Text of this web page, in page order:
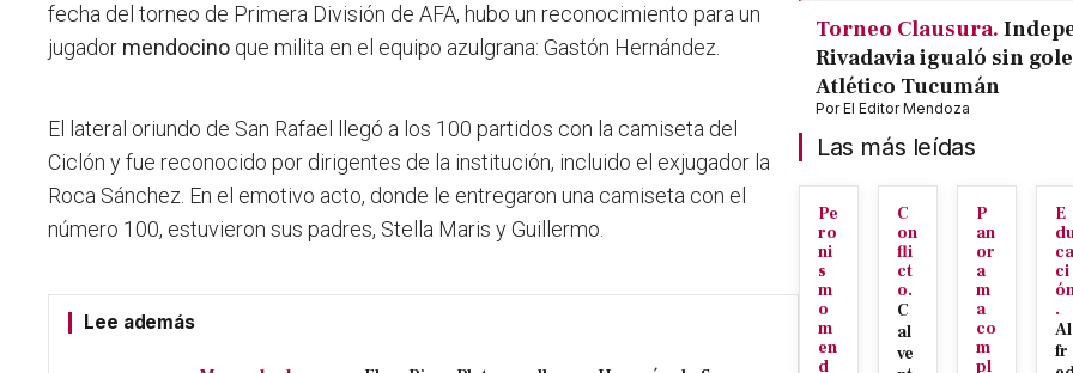
fecha del torneo de Primera División de AFA, hubo un reconocimiento para un
jugador mendocino que milita en el equipo azulgrana: Gastón Hernández.
El lateral oriundo de San Rafael llegó a los 100 partidos con la camiseta del
Ciclón y fue reconocido por dirigentes de la institución, incluido el exjugador la
Roca Sánchez. En el emotivo acto, donde le entregaron una camiseta con el
número 100, estuvieron sus padres, Stella Maris y Guillermo.
Lee además
Torneo Clausura.
Rivadavia igualó sin
Atlético Tucumán
PorEl Editor Mendoza
Las más leídas
Pe
ro
ni
s
m
o
m
en
d
C
on
fli
ct
o.
C
al
ve
P
an
or
a
m
a
co
m
pl
E
ca
ci
.
Al
fr